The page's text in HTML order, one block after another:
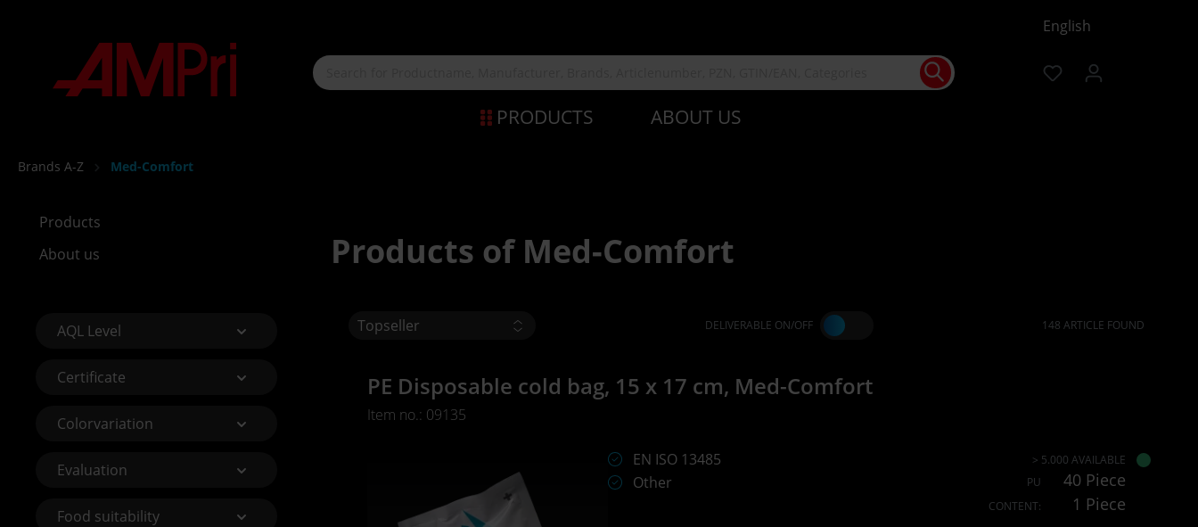
English
PRODUCTS ABOUT US
Brands A-Z Med-Comfort
Products
About us
AQL Level
Certificate
Colorvariation
Evaluation
Food suitability
Products of Med-Comfort
DELIVERABLE ON/OFF 148 ARTICLE FOUND
PE Disposable cold bag, 15 x 17 cm, Med-Comfort
Item no.: 09135
EN ISO 13485
Other
> 5.000 AVAILABLE
PU
40 Piece
CONTENT: 1 Piece